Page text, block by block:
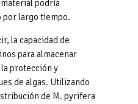
podría
por largo tiempo.
la capacidad de
para almacenar
protección y
de algas. Utilizando
de M. pyrifera